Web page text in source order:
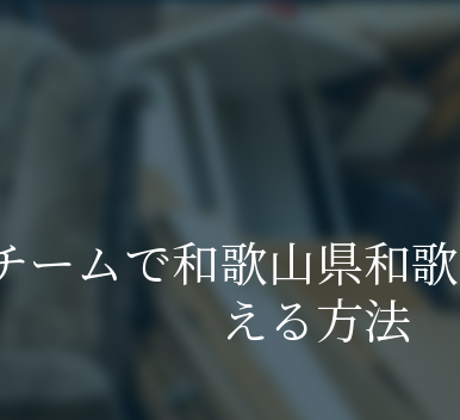
ームで和歌山県和
える方法